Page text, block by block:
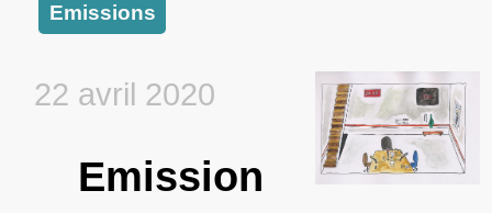
Emissions
22 avril 2020
Emission